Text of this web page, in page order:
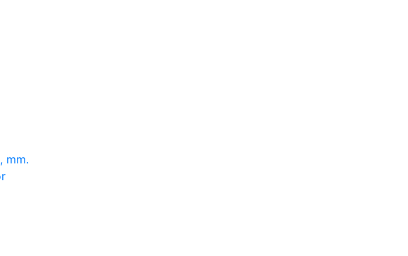
mm.